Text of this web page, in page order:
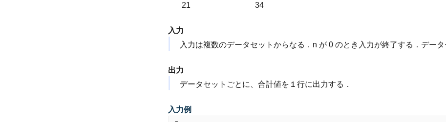
21
34
入力
入力は複数のデータセットからなる．n が 0 のとき入力が終了する．デー
出力
データセットごとに、合計値を１行に出力する．
入力例